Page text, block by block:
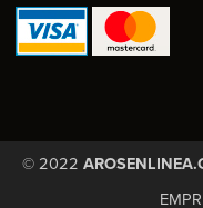
© 2022